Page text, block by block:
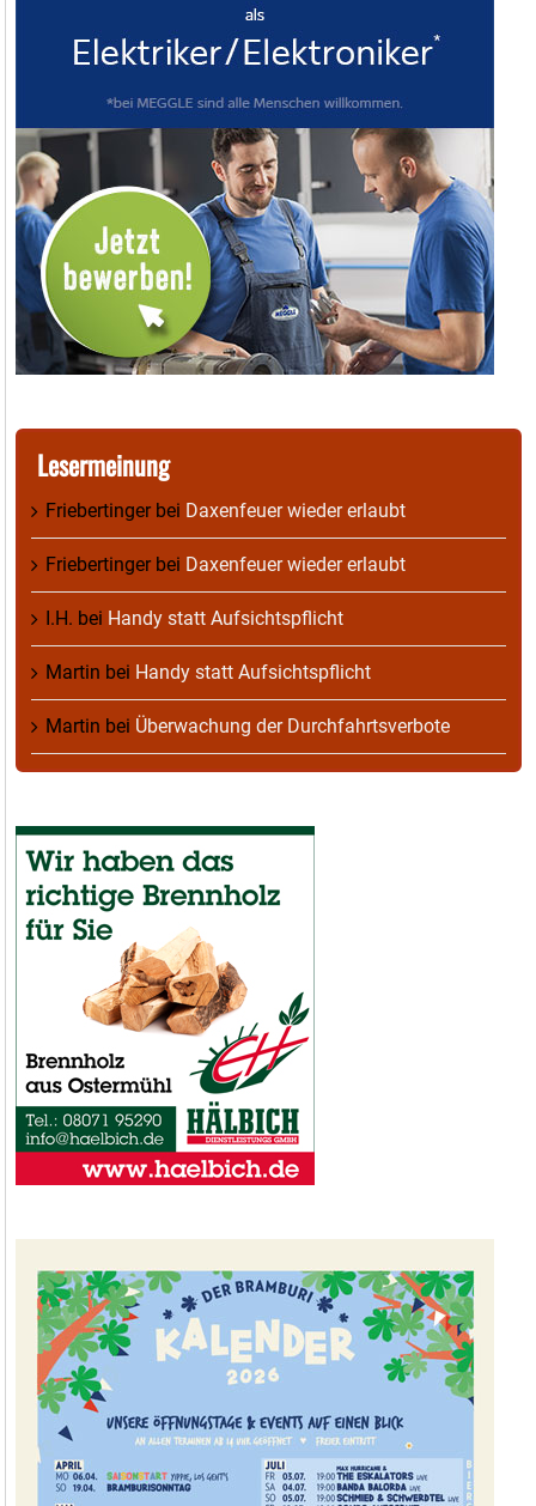
Lesermeinung
Friebertingerbei Daxenfeuer wieder erlaubt
Friebertingerbei Daxenfeuer wieder erlaubt
I.H. bei Handy statt Aufsichtspflicht
Martin bei Handy statt Aufsichtspflicht
Martin bei Überwachung der Durchfahrtsverbote